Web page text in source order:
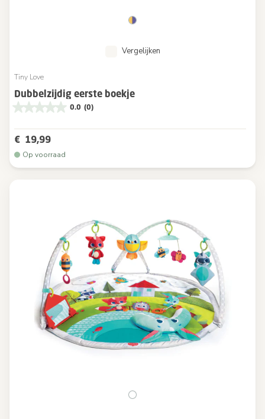
Vergelijken
Tiny Love
Dubbelzijdig eerste boekje
0.0 (0)
€ 19,99
Op voorraad